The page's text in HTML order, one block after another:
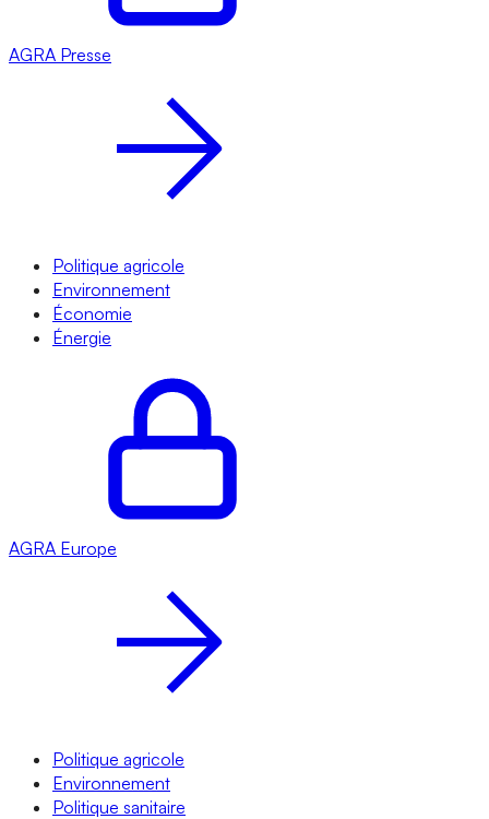
AGRA Presse
Politique agricole
Environnement
Économie
Énergie
AGRA Europe
Politique agricole
Environnement
Politique sanitaire